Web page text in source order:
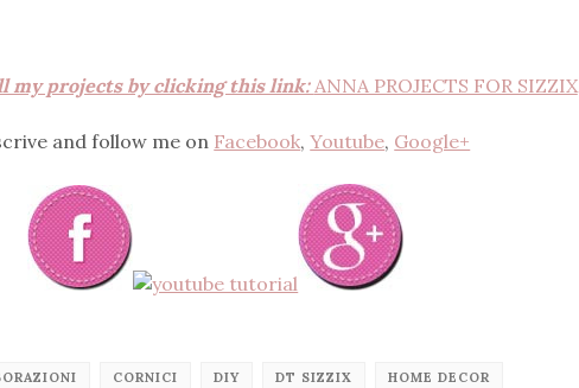
my projects by clicking this link:ANNA PROJECTS FOR SIZZIX
and follow me on Facebook,Youtube, Google+
CORNICI DIY DT SIZZIX HOME DECOR